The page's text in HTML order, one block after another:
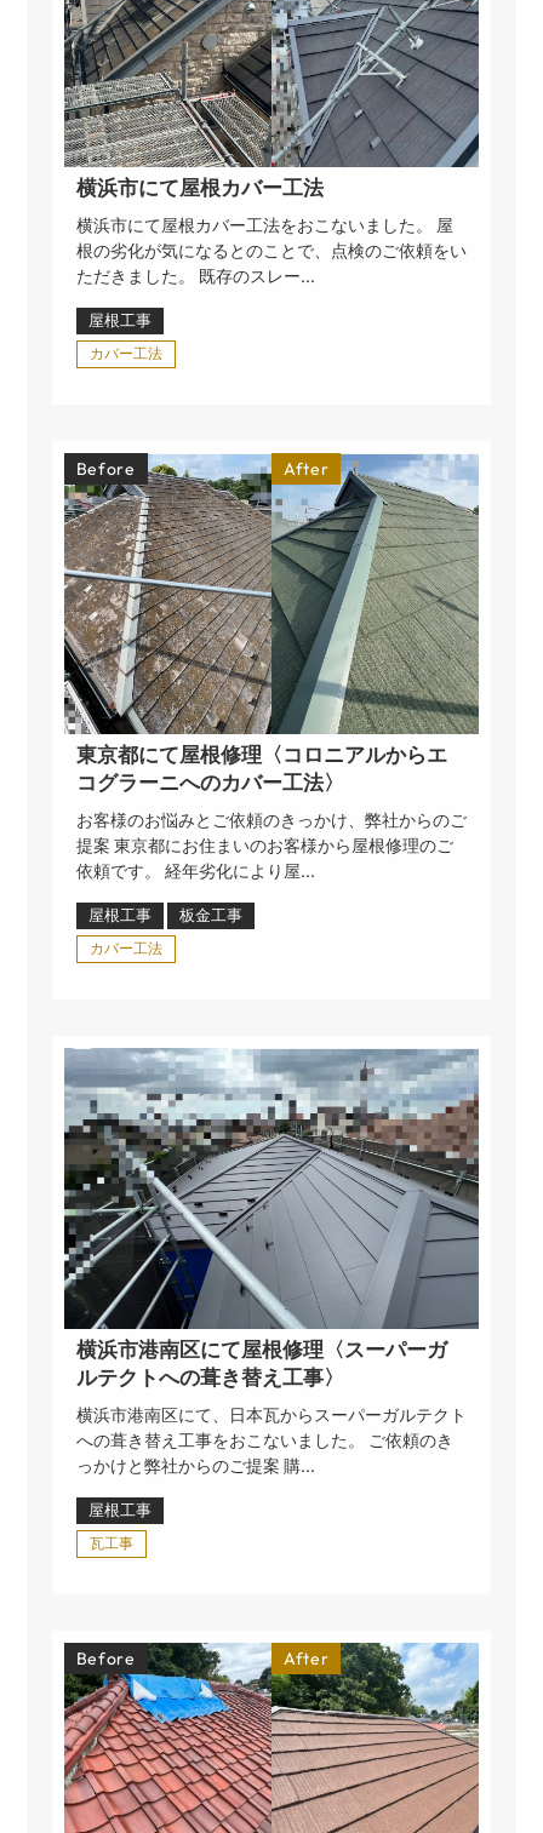
横浜市にて屋根カバー工法
横浜市にて屋根カバー工法をおこないました。 屋
根の劣化が気になるとのことで、点検のご依頼をい
ただきました。 既存のスレー...
屋根工事
カバー工法
Before After
東京都にて屋根修理〈コロニアルからエ
コグラーニへのカバー工法〉
お客様のお悩みとご依頼のきっかけ、弊社からのご
提案 東京都にお住まいのお客様から屋根修理のご
依頼です。 経年劣化により屋...
屋根工事 板金工事
カバー工法
横浜市港南区にて屋根修理〈スーパーガ
ルテクトへの葺き替え工事〉
横浜市港南区にて、日本瓦からスーパーガルテクト
への葺き替え工事をおこないました。 ご依頼のき
っかけと弊社からのご提案 購...
屋根工事
瓦工事
Before After